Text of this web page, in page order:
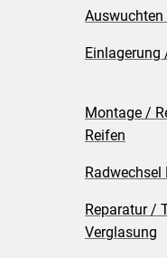
Auswuchten
Einlagerung
Montage /
Reifen
Radwechsel
Reparatur /
Verglasung